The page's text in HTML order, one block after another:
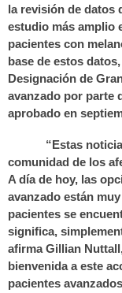
la revisión de datos
estudio más amplio
pacientes con
base de estos
Designación de
avanzado por parte
aprobado en
“Estas
comunidad de los
A día de hoy, las
avanzado están
pacientes se
significa,
afirma Gillian
bienvenida a este
pacientes